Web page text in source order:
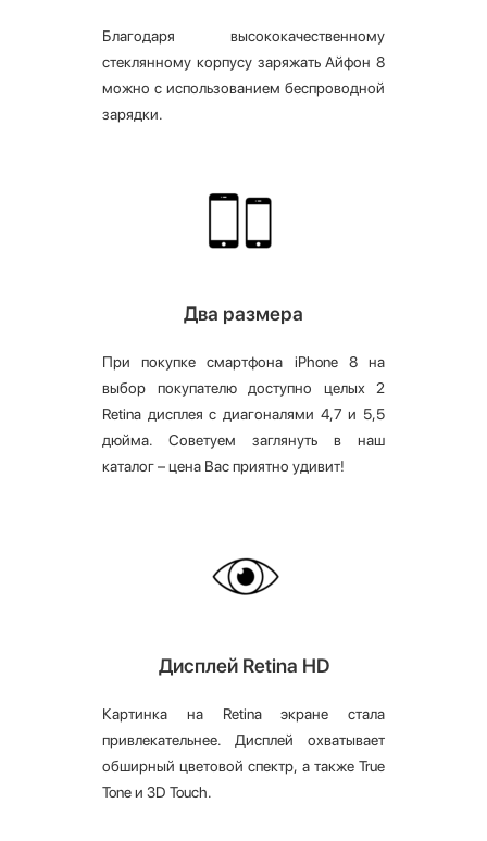
Благодаря высококачественному
стеклянному корпусу заряжать Айфон 8
можно с использованием беспроводной
зарядки.
Два размера
При покупке смартфона iPhone 8 на
выбор покупателю доступно целых 2
Retina дисплея с диагоналями 4,7 и 5,5
дюйма. Советуем заглянуть в наш
каталог – цена Вас приятно удивит!
Дисплей Retina HD
Картинка на Retina экране стала
привлекательнее. Дисплей охватывает
обширный цветовой спектр, а также True
Tone и 3D Touch.